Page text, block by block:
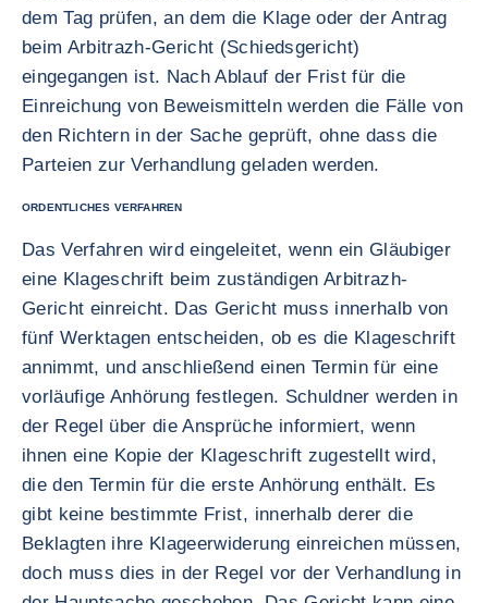
dem Tag prüfen, an dem die Klage oder der Antrag
beim Arbitrazh-Gericht (Schiedsgericht)
eingegangen ist. Nach Ablauf der Frist für die
Einreichung von Beweismitteln werden die Fälle von
den Richtern in der Sache geprüft, ohne dass die
Parteien zur Verhandlung geladen werden.
ORDENTLICHES VERFAHREN
Das Verfahren wird eingeleitet, wenn ein Gläubiger
eine Klageschrift beim zuständigen Arbitrazh-
Gericht einreicht. Das Gericht muss innerhalb von
fünf Werktagen entscheiden, ob es die Klageschrift
annimmt, und anschließend einen Termin für eine
vorläufige Anhörung festlegen. Schuldner werden in
der Regel über die Ansprüche informiert, wenn
ihnen eine Kopie der Klageschrift zugestellt wird,
die den Termin für die erste Anhörung enthält. Es
gibt keine bestimmte Frist, innerhalb derer die
Beklagten ihre Klageerwiderung einreichen müssen,
doch muss dies in der Regel vor der Verhandlung in